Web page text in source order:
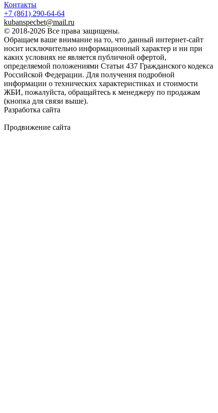
Контакты
+7 (861) 290-64-64
kubanspecbet@mail.ru
© 2018-2026 Все права защищены.
Обращаем ваше внимание на то, что данный интернет-сайт
носит исключительно информационный характер и ни при
каких условиях не является публичной офертой,
определяемой положениями Статьи 437 Гражданского кодекса
Российской Федерации. Для получения подробной
информации о технических характеристиках и стоимости
ЖБИ, пожалуйста, обращайтесь к менеджеру по продажам
(кнопка для связи выше).
Разработка сайта
Продвижение сайта